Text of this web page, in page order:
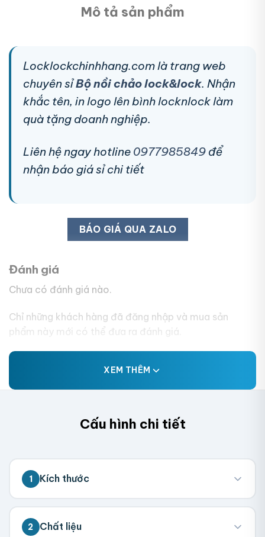
Mô tả sản phẩm
Locklockchinhhang.com là trang web
chuyên sỉBộ nồi chảo lock&lock. Nhận
khắc tên, in logo lên bình locknlock làm
quà tặng doanh nghiệp.
Liên hệ ngay hotline 0977985849 để
nhận báo giá sỉ chi tiết
BÁO GIÁ QUA ZALO
Đánh giá
Chưa có đánh giá nào.
Chỉ những khách hàng đã đăng nhập và mua sản
phẩm này mới có thể đưa ra đánh giá.
XEM THÊM
Cấu hình chi tiết
1 Kích thước
💡 Đo kích thước bên trong hộp (nơi chứa
2 Chất liệu